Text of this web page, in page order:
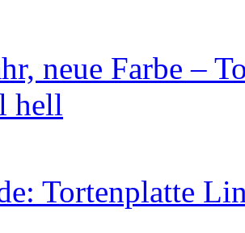
neue Farbe –
hell
Tortenplatte